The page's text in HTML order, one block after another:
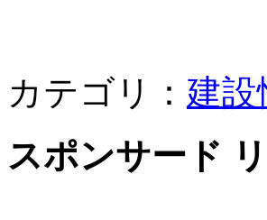
カテゴリ： 建設
スポンサード